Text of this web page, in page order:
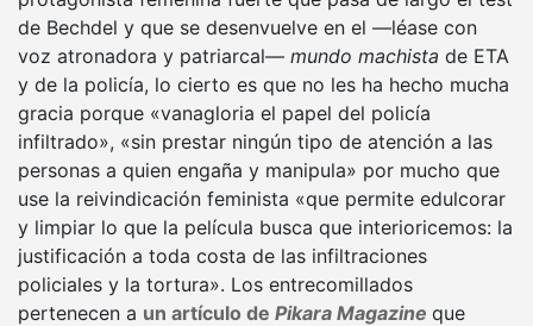
de Bechdel y que se desenvuelve en el —léase con
voz atronadora y patriarcal— mundo machista de ETA
y de la policía, lo cierto es que no les ha hecho mucha
gracia porque «vanagloria el papel del policía
infiltrado», «sin prestar ningún tipo de atención a las
personas a quien engaña y manipula» por mucho que
use la reivindicación feminista «que permite edulcorar
y limpiar lo que la película busca que interioricemos: la
justificación a toda costa de las infiltraciones
policiales y la tortura». Los entrecomillados
pertenecen a un artículo de Pikara Magazine que